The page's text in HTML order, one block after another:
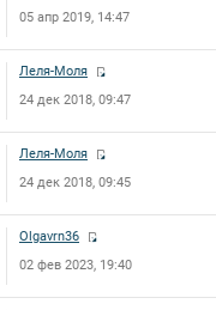
05 апр 2019, 14:47
Леля-Моля
24 дек 2018, 09:47
Леля-Моля
24 дек 2018, 09:45
Olgavrn36
02 фев 2023, 19:40